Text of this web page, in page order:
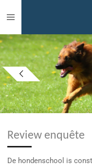
direct
naar
de
hoofdinhoud
Review enquête
De hondenschool is